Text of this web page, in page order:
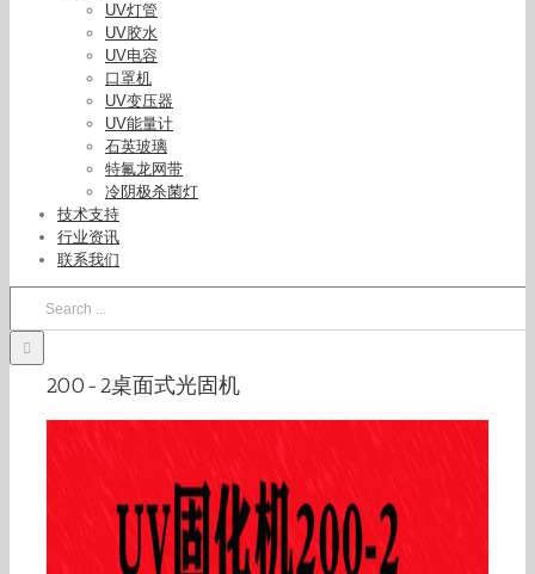
UV灯管
UV胶水
UV电容
口罩机
UV变压器
UV能量计
石英玻璃
特氟龙网带
冷阴极杀菌灯
技术支持
行业资讯
联系我们
200-2桌面式光固机